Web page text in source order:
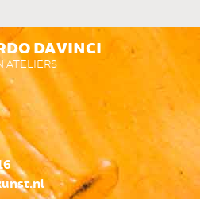
DA VINCI
ATELIERS